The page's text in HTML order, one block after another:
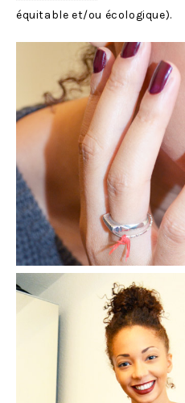
équitable et/ou écologique).